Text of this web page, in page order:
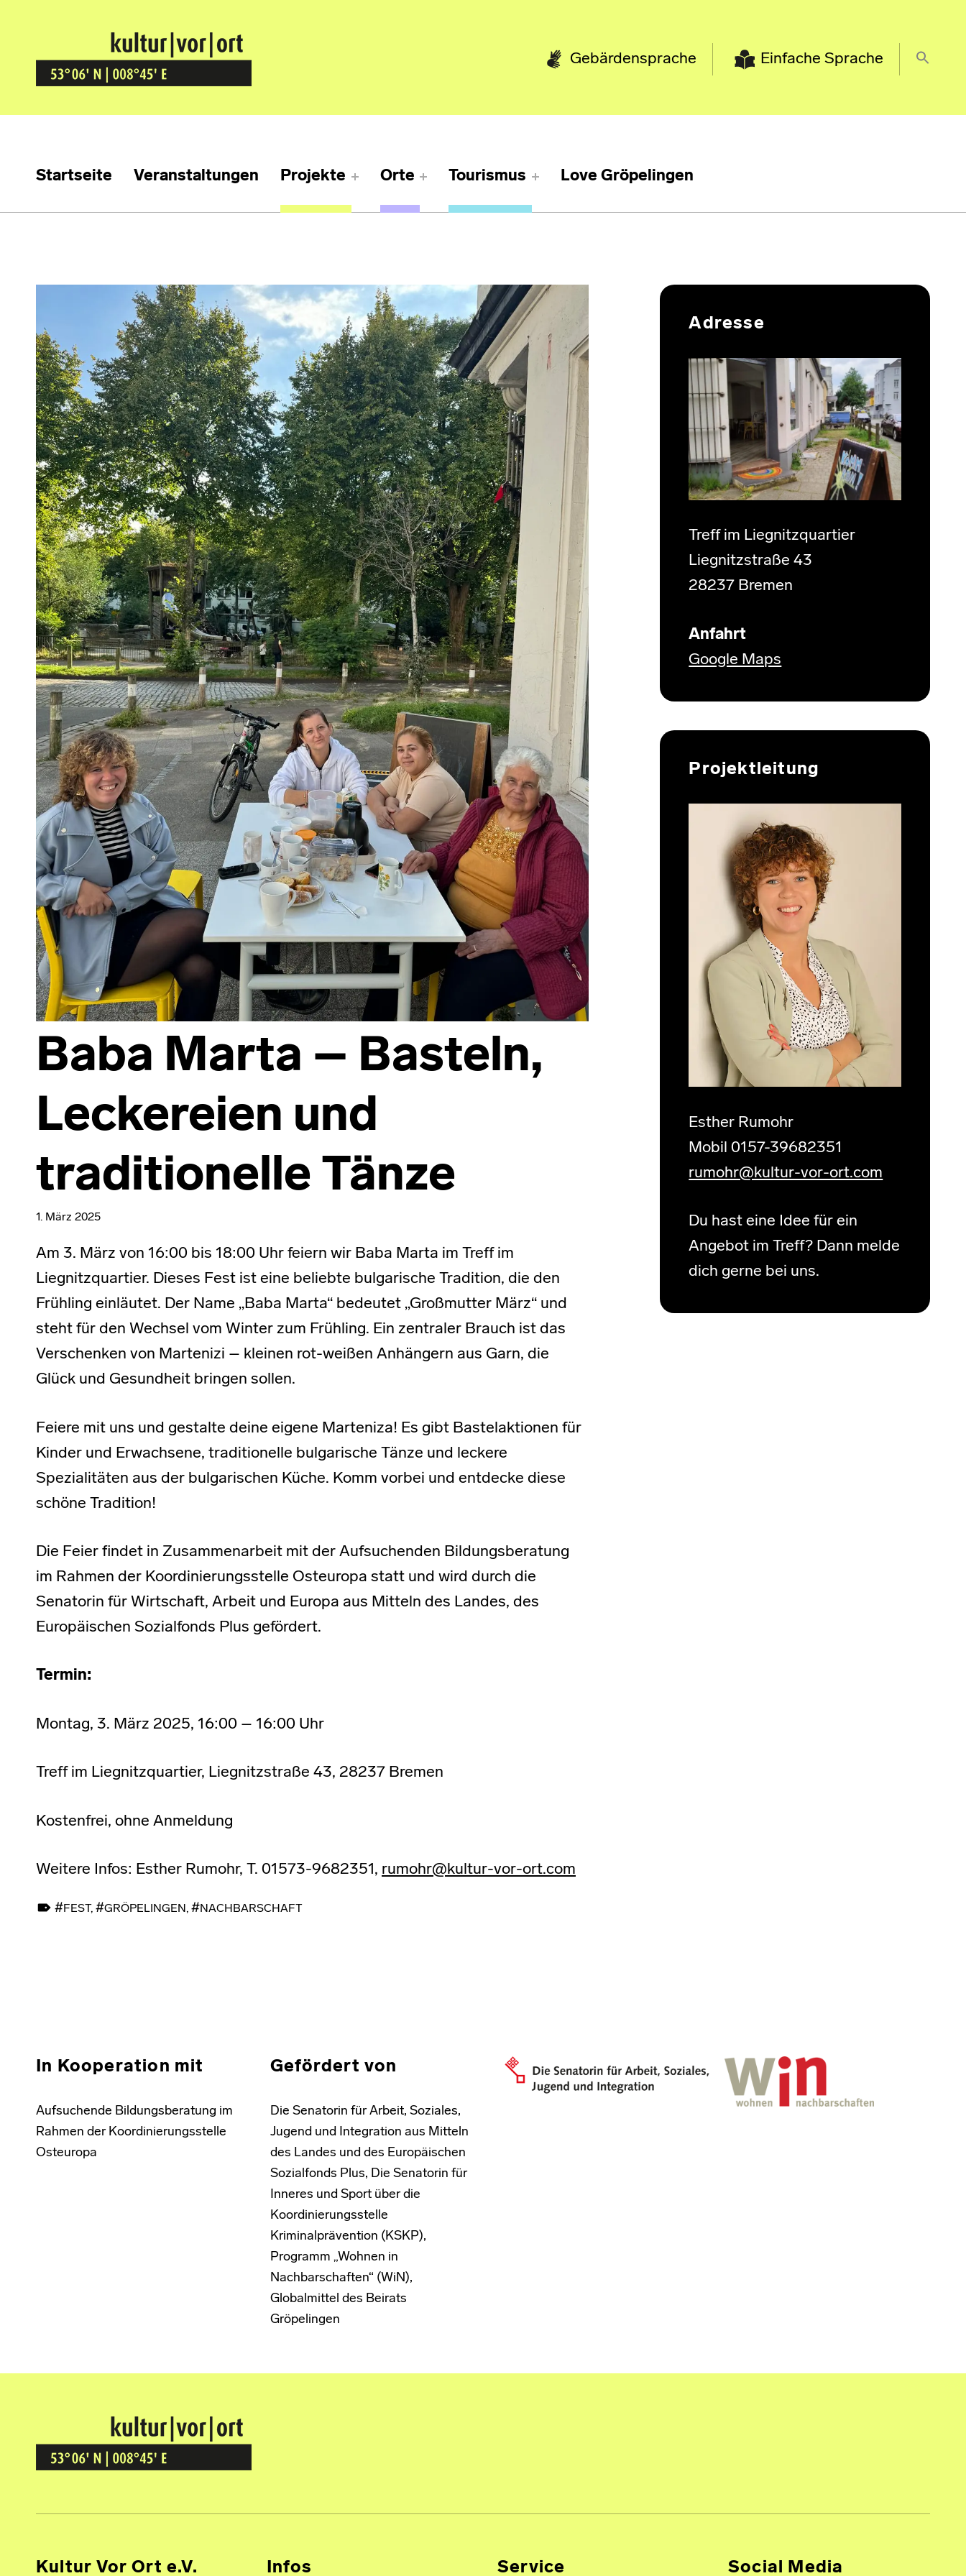
Kultur Vor Ort
BREMEN GRÖPELINGEN Gebärdensprache Einfache Sprache
Startseite Veranstaltungen Projekte Orte Tourismus Love Gröpelingen
Baba Marta – Basteln,
Leckereien und
traditionelle Tänze
1. März 2025
Am 3. März von 16:00 bis 18:00 Uhr feiern wir Baba Marta im Treff im
Liegnitzquartier. Dieses Fest ist eine beliebte bulgarische Tradition, die den
Frühling einläutet. Der Name „Baba Marta“ bedeutet „Großmutter März“ und
steht für den Wechsel vom Winter zum Frühling. Ein zentraler Brauch ist das
Verschenken von Martenizi – kleinen rot-weißen Anhängern aus Garn, die
Glück und Gesundheit bringen sollen.
Feiere mit uns und gestalte deine eigene Marteniza! Es gibt Bastelaktionen für
Kinder und Erwachsene, traditionelle bulgarische Tänze und leckere
Spezialitäten aus der bulgarischen Küche. Komm vorbei und entdecke diese
schöne Tradition!
Die Feier findet in Zusammenarbeit mit der Aufsuchenden Bildungsberatung
im Rahmen der Koordinierungsstelle Osteuropa statt und wird durch die
Senatorin für Wirtschaft, Arbeit und Europa aus Mitteln des Landes, des
Europäischen Sozialfonds Plus gefördert.
Termin:
Montag, 3. März 2025, 16:00 – 16:00 Uhr
Treff im Liegnitzquartier, Liegnitzstraße 43, 28237 Bremen
Kostenfrei, ohne Anmeldung
Weitere Infos: Esther Rumohr, T. 01573-9682351, rumohr@kultur-vor-ort.com
FEST, GRÖPELINGEN, NACHBARSCHAFT
Adresse
Treff im Liegnitzquartier
Liegnitzstraße 43
28237 Bremen
Anfahrt
Google Maps
Projektleitung
Esther Rumohr
Mobil 0157-39682351
rumohr@kultur-vor-ort.com
Du hast eine Idee für ein
Angebot im Treff? Dann melde
dich gerne bei uns.
In Kooperation mit
Aufsuchende Bildungsberatung im
Rahmen der Koordinierungsstelle
Osteuropa
Gefördert von
Die Senatorin für Arbeit, Soziales,
Jugend und Integration aus Mitteln
des Landes und des Europäischen
Sozialfonds Plus, Die Senatorin für
Inneres und Sport über die
Koordinierungsstelle
Kriminalprävention (KSKP),
Programm „Wohnen in
Nachbarschaften“ (WiN),
Globalmittel des Beirats
Gröpelingen
Kultur Vor Ort
BREMEN GRÖPELINGEN
Kultur Vor Ort e.V. Infos Service Social Media